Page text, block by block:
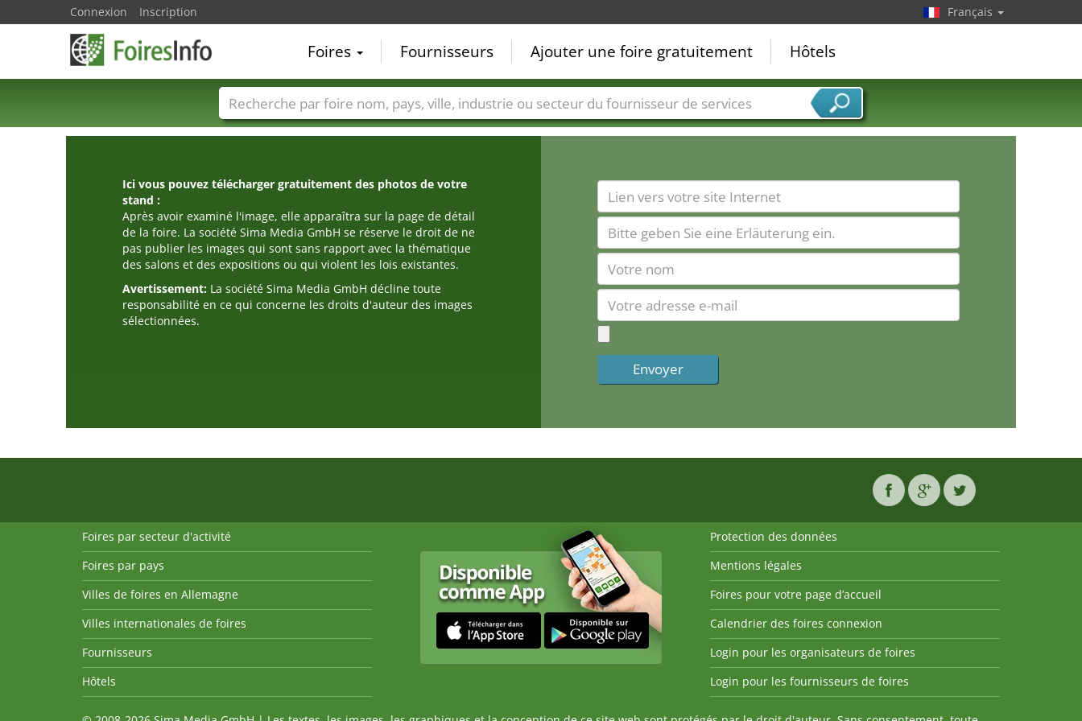
Ici vous pouvez télécharger gratuitement des photos de votre
stand :
Après avoir examiné l'image, elle apparaîtra sur la page de détail
de la foire. La société Sima Media GmbH se réserve le droit de ne
pas publier les images qui sont sans rapport avec la thématique
des salons et des expositions ou qui violent les lois existantes.
Avertissement: La société Sima Media GmbH décline toute
responsabilité en ce qui concerne les droits d'auteur des images
sélectionnées.
Connexion Inscription Français
Foires Fournisseurs Ajouter une foire gratuitement Hôtels
Foire noms Pays Villes Secteurs de foire Secteurs du fournisseur de services
Foires par secteur d'activité
Foires par pays
Villes de foires en Allemagne
Villes internationales de foires
Fournisseurs
Hôtels
Protection des données
Mentions légales
Foires pour votre page d’accueil
Calendrier des foires connexion
Login pour les organisateurs de foires
Login pour les fournisseurs de foires